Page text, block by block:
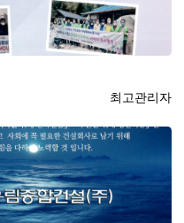
등록자
최고관리자